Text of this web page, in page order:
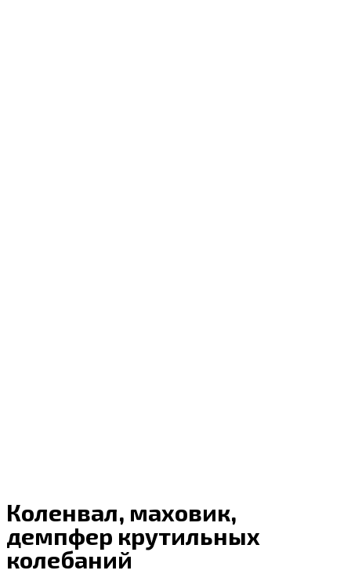
Коленвал, маховик,
демпфер крутильных
колебаний